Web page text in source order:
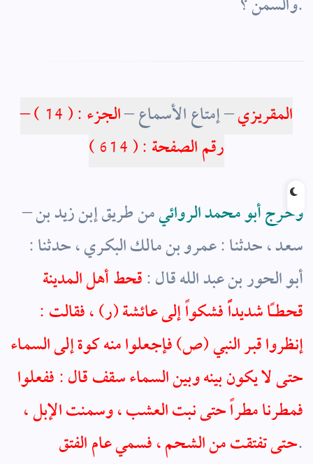
المقريزي–إمتاع الأسماع–الجزء : ( 14 ) –
رقم الصفحة: (
614
)
–
وخرج أبو محمد الروائيمن طريق إبن زيد بن
سعد ، حدثنا : عمرو بن مالك البكري ، حدثنا :
أبو الحور بن عبد الله قال :قحط أهل المدينة
قحطاً شديداًً فشكواً إلى عائشة (ر) ، فقالت :
إنظرواقبر النبي (ص) فإجعلوا منه كوة إلى السماء
حتى لا يكون بينه وبين السماء سقف قال : ففعلوا
فمطرنا مطراً حتى نبت العشب ، وسمنت الإبل ،
حتى تفتقت من الشحم ، فسمي عام الفتق.